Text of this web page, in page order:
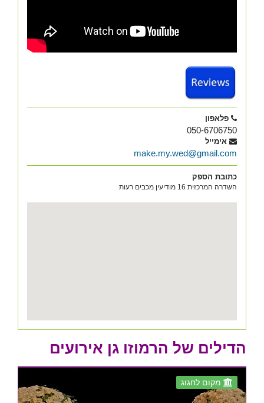
פלאפון
050-6706750
אימייל
make.my.wed@gmail.com
כתובת הספק
השדרה המרכזית 16 מודיעין מכבים רעות
הדילים של הרמוזו גן אירועים
מקום לחגוג